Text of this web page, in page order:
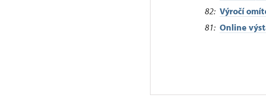
82: Výročí
81: Online